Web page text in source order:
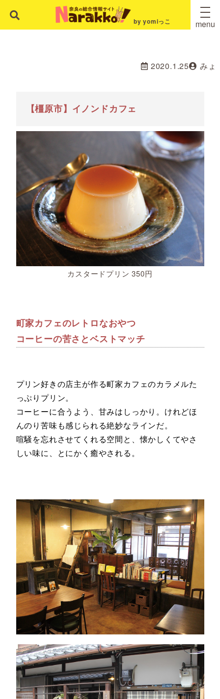
by yomiっこ menu
2020.1.25 みょ
【橿原市】イノンドカフェ
カスタードプリン 350円
町家カフェのレトロなおやつ
コーヒーの苦さとベストマッチ
プリン好きの店主が作る町家カフェのカラメルた
っぷりプリン。
コーヒーに合うよう、甘みはしっかり。けれどほ
んのり苦味も感じられる絶妙なラインだ。
喧騒を忘れさせてくれる空間と、懐かしくてやさ
しい味に、とにかく癒やされる。